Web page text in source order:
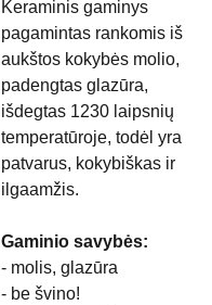
Keraminis gaminys
pagamintas rankomis iš
aukštos kokybės molio,
padengtas glazūra,
išdegtas 1230 laipsnių
temperatūroje, todėl yra
patvarus, kokybiškas ir
ilgaamžis.
Gaminio savybės:
- molis, glazūra
- be švino!